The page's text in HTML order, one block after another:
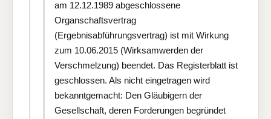
am 12.12.1989 abgeschlossene
Organschaftsvertrag
(Ergebnisabführungsvertrag) ist mit Wirkung
zum 10.06.2015 (Wirksamwerden der
Verschmelzung) beendet. Das Registerblatt ist
geschlossen. Als nicht eingetragen wird
bekanntgemacht: Den Gläubigern der
Gesellschaft, deren Forderungen begründet